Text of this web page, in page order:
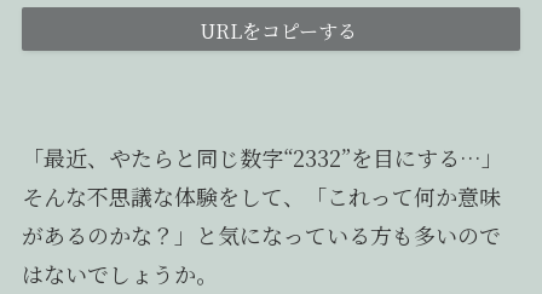
URLをコピーする
「最近、やたらと同じ数字“2332”を目にする…」
そんな不思議な体験をして、「これって何か意味
があるのかな？」と気になっている方も多いので
はないでしょうか。